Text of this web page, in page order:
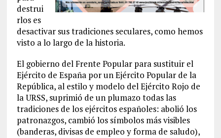
destrui
rlos es
desactivar sus tradiciones seculares, como hemos
visto a lo largo de la historia.
El gobierno del Frente Popular para sustituir el
Ejército de España por un Ejército Popular de la
República, al estilo y modelo del Ejército Rojo de
la URSS, suprimió de un plumazo todas las
tradiciones de los ejércitos españoles: abolió los
patronazgos, cambió los símbolos más visibles
(banderas, divisas de empleo y forma de saludo),